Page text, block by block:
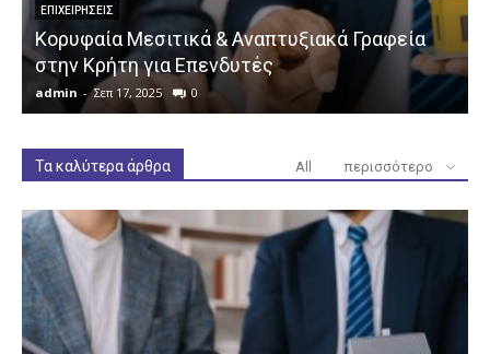
ΕΠΙΧΕΙΡΉΣΕΙΣ
Κορυφαία Μεσιτικά & Αναπτυξιακά Γραφεία
στην Κρήτη για Επενδυτές
admin - Σεπ 17, 2025 0
Τα καλύτερα άρθρα All περισσότερο